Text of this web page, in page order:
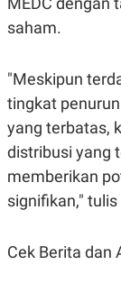
saham.
"Meskipun
tingkat
yang terbatas,
distribusi yang
memberikan
signifikan,"
Cek Berita dan